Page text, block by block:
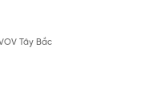
Tây Bắc